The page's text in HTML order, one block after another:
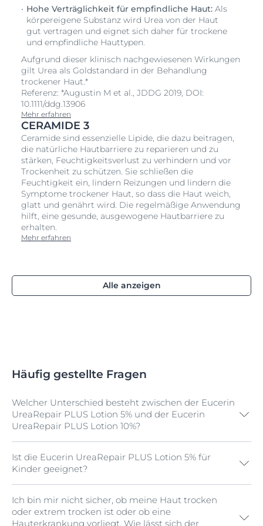
Hohe Verträglichkeit für empfindliche Haut: Als
körpereigene Substanz wird Urea von der Haut
gut vertragen und eignet sich daher für trockene
und empfindliche Hauttypen.
Aufgrund dieser klinisch nachgewiesenen Wirkungen
gilt Urea als Goldstandard in der Behandlung
trockener Haut.*
Referenz: *Augustin M et al., JDDG 2019, DOI:
10.1111/ddg.13906
Mehr erfahren
CERAMIDE 3
Ceramide sind essenzielle Lipide, die dazu beitragen,
die natürliche Hautbarriere zu reparieren und zu
stärken, Feuchtigkeitsverlust zu verhindern und vor
Trockenheit zu schützen. Sie schließen die
Feuchtigkeit ein, lindern Reizungen und lindern die
Symptome trockener Haut, so dass die Haut weich,
glatt und genährt wird. Die regelmäßige Anwendung
hilft, eine gesunde, ausgewogene Hautbarriere zu
erhalten.
Mehr erfahren
Alle anzeigen
Häufig gestellte Fragen
Welcher Unterschied besteht zwischen der Eucerin
UreaRepair PLUS Lotion 5% und der Eucerin
UreaRepair PLUS Lotion 10%?
Die Eucerin UreaRepair PLUS Lotion 5% ist eine
Öl-in-
Wasser-Lotion, die 5 % Urea enthält und speziell für
raue oder spannende trockene Haut entwickelt wurde.
Die Eucerin UreaRepair PLUS Lotion 10% ist dagegen
eineWasser-in-Öl-Lotion mit 10 % Urea und speziell
gedacht für die Anwendung bei extrem trockener und
Ist die Eucerin UreaRepair PLUS Lotion 5% für
Kinder geeignet?
Das Produkt wurde nicht für Kinder entwickelt und
daher auch nicht entsprechend getestet. Daher
Ich bin mir nicht sicher, ob meine Haut trocken
oder extrem trocken ist oder ob eine
Hauterkrankung vorliegt. Wie lässt sich der